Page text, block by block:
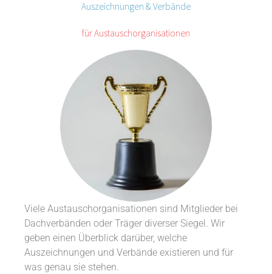
Auszeichnungen & Verbände
für Austauschorganisationen
Viele Austauschorganisationen sind Mitglieder bei
Dachverbänden oder Träger diverser Siegel. Wir
geben einen Überblick darüber, welche
Auszeichnungen und Verbände existieren und für
was genau sie stehen.